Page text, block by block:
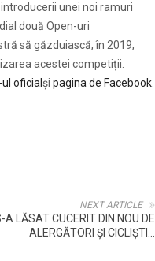
unei noi ramuri
două Open-uri
să găzduiască, în 2019,
acestei competiții.
oficial și pagina de Facebook
NEXT ARTICLE
A LĂSAT CUCERIT DIN NOU DE
ALERGĂTORI ȘI CICLIȘTI...